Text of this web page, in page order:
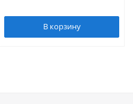
В корзину